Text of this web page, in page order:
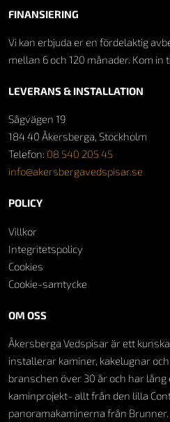
OM OSS
Åkersberga Vedspisar är ett
installerar kaminer, kakelugnar
branschen över 30 år och har
kaminprojekt- allt från den lilla
panoramakaminerna från
FINANSIERING
Vi kan erbjuda er en fördelaktig
mellan 6 och 120 månader. Kom
LEVERANS & INSTALLATION
Sågvägen 19
184 40 Åkersberga, Stockholm
Telefon: 08 540 205 45
info@akersbergavedspisar.se
POLICY
Villkor
Integritetspolicy
Cookies
Cookie-samtycke